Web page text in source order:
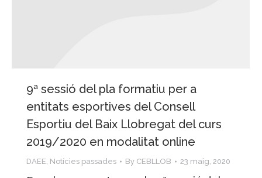
9ª sessió del pla formatiu per a
entitats esportives del Consell
Esportiu del Baix Llobregat del curs
2019/2020 en modalitat online
DAEE, Notícies passades By CEBLLOB 23 maig, 2020